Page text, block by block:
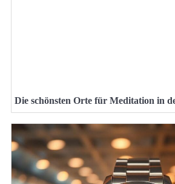
Die schönsten Orte für Meditation in